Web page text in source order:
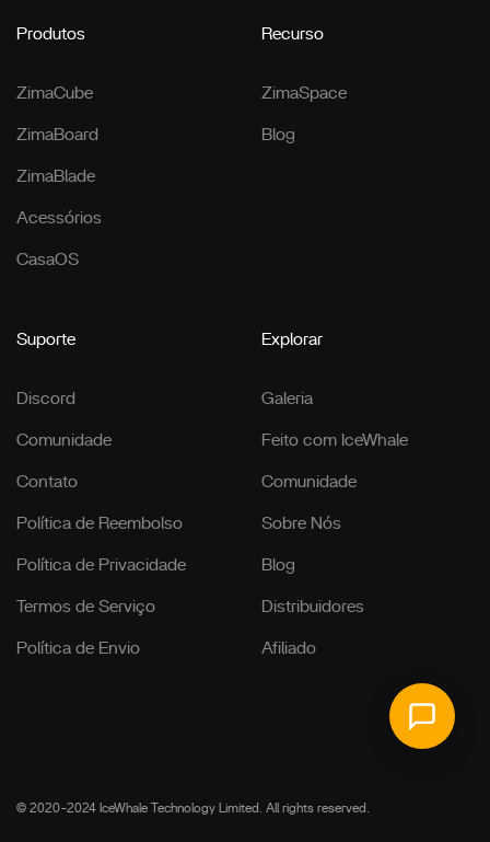
Produtos
ZimaCube
ZimaBoard
ZimaBlade
Acessórios
CasaOS
Recurso
ZimaSpace
Blog
Suporte
Discord
Comunidade
Contato
Política de Reembolso
Política de Privacidade
Termos de Serviço
Política de Envio
Explorar
Galeria
Feito com IceWhale
Comunidade
Sobre Nós
Blog
Distribuidores
Afiliado
© 2020-2024 IceWhale Technology Limited. All rights reserved.